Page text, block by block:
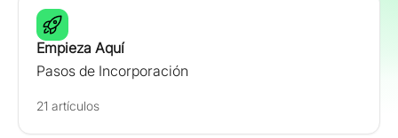
Empieza Aquí
Pasos de Incorporación
21 artículos